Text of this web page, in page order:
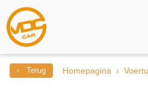
‹ Terug Homepagina